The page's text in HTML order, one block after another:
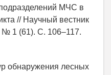
МЧС в
// Научный вестник
1 (61). С. 106–117.
обнаружения лесных